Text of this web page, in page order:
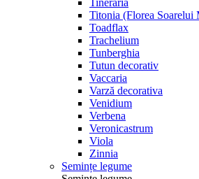
Tineraria
Titonia (Florea Soarelui
Toadflax
Trachelium
Tunberghia
Tutun decorativ
Vaccaria
Varză decorativa
Venidium
Verbena
Veronicastrum
Viola
Zinnia
Semințe legume